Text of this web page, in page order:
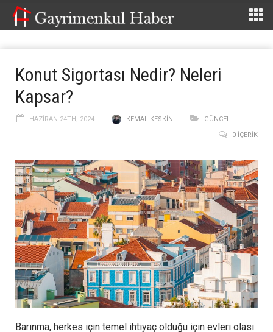
Konut Sigortası Nedir? Neleri
Kapsar?
HAZIRAN 24TH, 2024 KEMAL KESKIN
GÜNCEL
0 İÇERIK
Barınma, herkes için temel ihtiyaç olduğu için evleri olası